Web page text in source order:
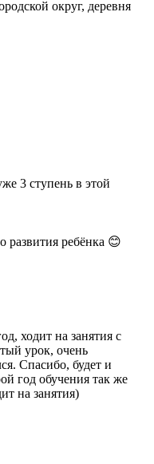
округ, деревня
3 ступень в этой
развития ребёнка 😊
ходит на занятия с
урок, очень
Спасибо, будет и
год обучения так же
на занятия)